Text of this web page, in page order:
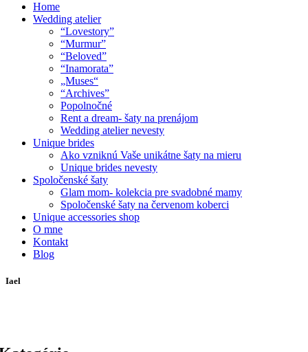
Home
Wedding atelier
“Lovestory”
“Murmur”
“Beloved”
“Inamorata”
„Muses“
“Archives”
Popolnočné
Rent a dream- šaty na prenájom
Wedding atelier nevesty
Unique brides
Ako vzniknú Vaše unikátne šaty na mieru
Unique brides nevesty
Spoločenské šaty
Glam mom- kolekcia pre svadobné mamy
Spoločenské šaty na červenom koberci
Unique accessories shop
O mne
Kontakt
Blog
Iael